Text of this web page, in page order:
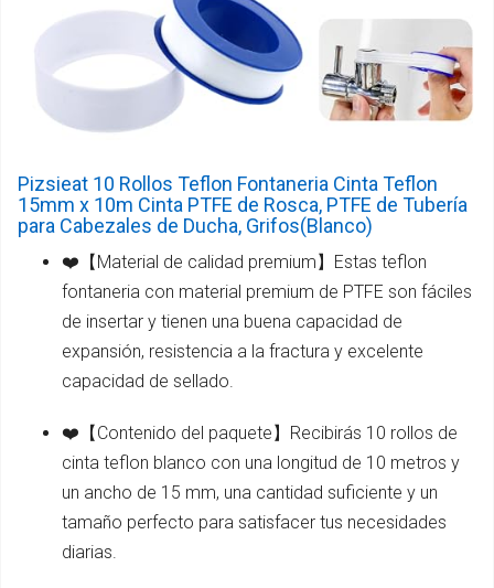
Pizsieat 10 Rollos Teflon Fontaneria Cinta Teflon
15mm x 10m Cinta PTFE de Rosca, PTFE de Tubería
para Cabezales de Ducha, Grifos(Blanco)
❤️【Material de calidad premium】Estas teflon
fontaneria con material premium de PTFE son fáciles
de insertar y tienen una buena capacidad de
expansión, resistencia a la fractura y excelente
capacidad de sellado.
❤️【Contenido del paquete】Recibirás 10 rollos de
cinta teflon blanco con una longitud de 10 metros y
un ancho de 15 mm, una cantidad suficiente y un
tamaño perfecto para satisfacer tus necesidades
diarias.